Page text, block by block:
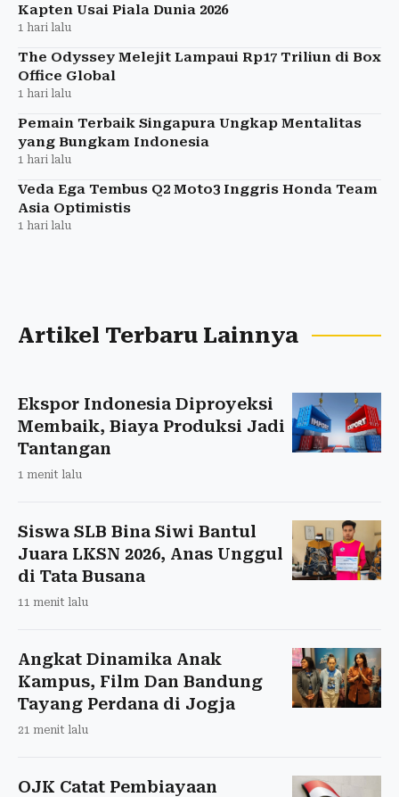
Kapten Usai Piala Dunia 2026
1 hari lalu
The Odyssey Melejit Lampaui Rp17 Triliun di Box
Office Global
1 hari lalu
Pemain Terbaik Singapura Ungkap Mentalitas
yang Bungkam Indonesia
1 hari lalu
Veda Ega Tembus Q2 Moto3 Inggris Honda Team
Asia Optimistis
1 hari lalu
Artikel Terbaru Lainnya
Ekspor Indonesia Diproyeksi
Membaik, Biaya Produksi Jadi
Tantangan
1 menit lalu
Siswa SLB Bina Siwi Bantul
Juara LKSN 2026, Anas Unggul
di Tata Busana
11 menit lalu
Angkat Dinamika Anak
Kampus, Film Dan Bandung
Tayang Perdana di Jogja
21 menit lalu
OJK Catat Pembiayaan